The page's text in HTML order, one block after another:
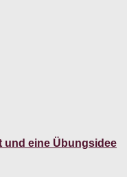
und eine Übungsidee